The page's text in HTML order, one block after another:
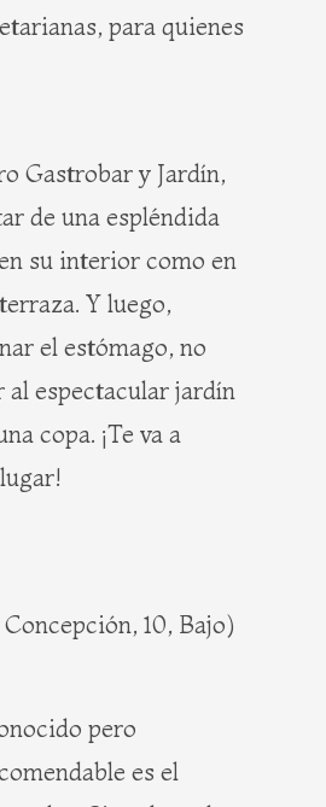
para quienes
Gastrobar y Jardín,
de una espléndida
su interior como en
Y luego,
el estómago, no
al espectacular jardín
copa. ¡Te va a
10, Bajo)
pero
es el